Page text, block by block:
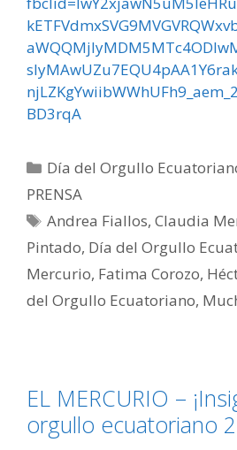
BD3rqA
Día del Orgullo
PRENSA
Andrea Fiallos,Claudia
Pintado, Día del Orgullo
Mercurio, Fatima Corozo,
del Orgullo Ecuatoriano,
EL MERCURIO –
orgullo ecuatoriano